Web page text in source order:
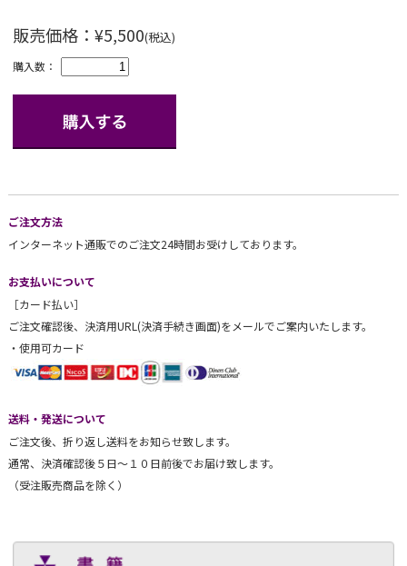
販売価格：¥5,500(税込)
購入数：
ご注文方法
インターネット通販でのご注文24時間お受けしております。
お支払いについて
［カード払い］
ご注文確認後、決済用URL(決済手続き画面)をメールでご案内いたします。
・使用可カード
送料・発送について
ご注文後、折り返し送料をお知らせ致します。
通常、決済確認後５日～１０日前後でお届け致します。
（受注販売商品を除く）